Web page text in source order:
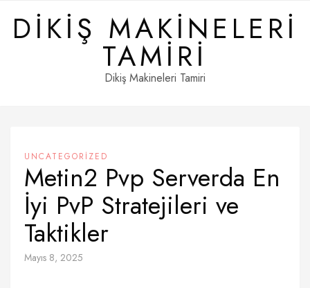
contentDIKIŞ MAKINELERI
TAMIRI
Dikiş Makineleri Tamiri
UNCATEGORIZED
Metin2 Pvp Serverda En
İyi PvP Stratejileri ve
Taktikler
Mayıs 8, 2025